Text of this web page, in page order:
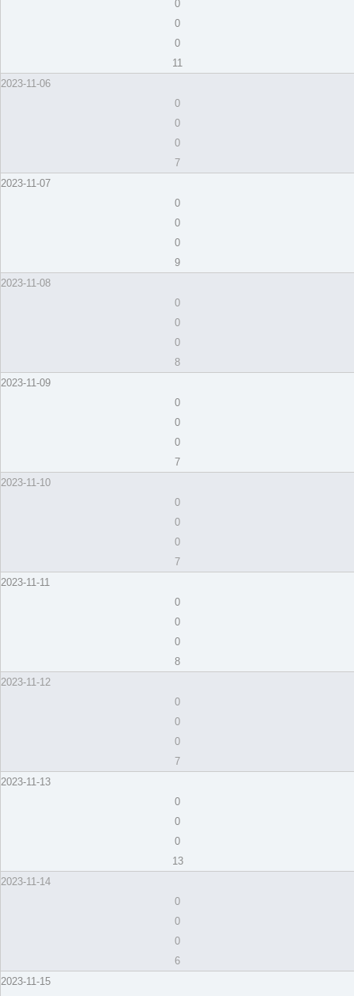
0
0
0
11
2023-11-06
0
0
0
7
2023-11-07
0
0
0
9
2023-11-08
0
0
0
8
2023-11-09
0
0
0
7
2023-11-10
0
0
0
7
2023-11-11
0
0
0
8
2023-11-12
0
0
0
7
2023-11-13
0
0
0
13
2023-11-14
0
0
0
6
2023-11-15